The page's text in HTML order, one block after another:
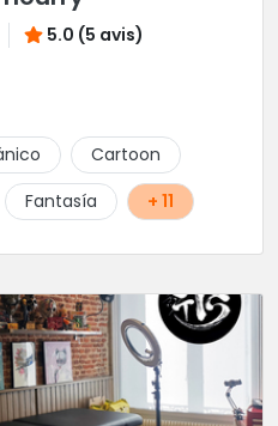
5.0 (5 avis)
Cartoon
Fantasía + 11